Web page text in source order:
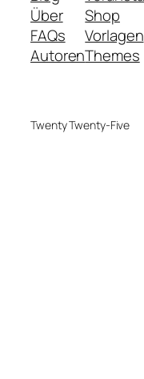
Über
FAQs
Autoren
Shop
Vorlagen
Themes
Twenty Twenty-Five